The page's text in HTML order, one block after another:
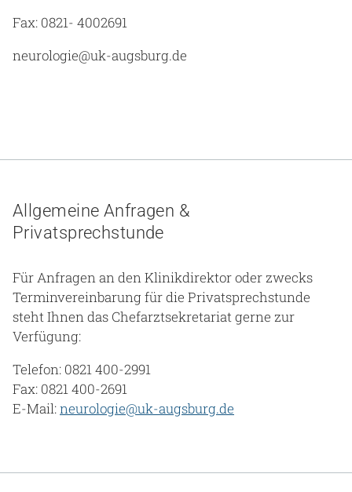
Fax: 0821- 4002691
neurologie@uk-augsburg.de
Allgemeine Anfragen &
Privatsprechstunde
Für Anfragen an den Klinikdirektor oder zwecks
Terminvereinbarung für die Privatsprechstunde
steht Ihnen das Chefarztsekretariat gerne zur
Verfügung:
Telefon: 0821 400-2991
Fax: 0821 400-2691
E-Mail:neurologie@uk-augsburg.de